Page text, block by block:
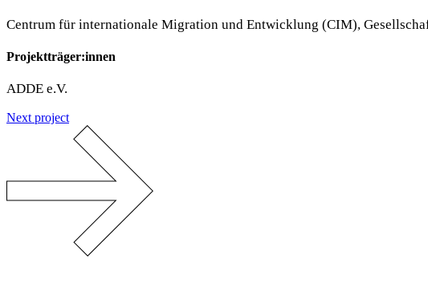
Centrum für internationale Migration und Entwicklung (CIM),
Projektträger:innen
ADDE e.V.
Next project